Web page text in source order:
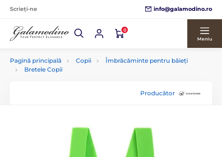
Scrieți-ne info@galamodino.ro
0
Meniu
Pagină principală Copii
Îmbrăcăminte pentru băieți
Bretele Copii
Producător